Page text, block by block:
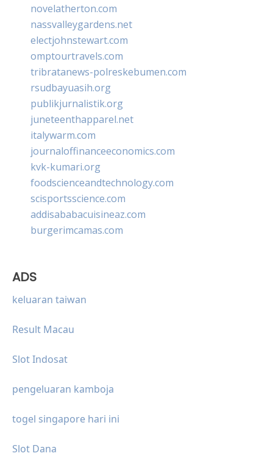
novelatherton.com
nassvalleygardens.net
electjohnstewart.com
omptourtravels.com
tribratanews-polreskebumen.com
rsudbayuasih.org
publikjurnalistik.org
juneteenthapparel.net
italywarm.com
journaloffinanceeconomics.com
kvk-kumari.org
foodscienceandtechnology.com
scisportsscience.com
addisababacuisineaz.com
burgerimcamas.com
ADS
keluaran taiwan
Result Macau
Slot Indosat
pengeluaran kamboja
togel singapore hari ini
Slot Dana